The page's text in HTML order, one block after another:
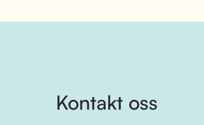
Kontakt oss